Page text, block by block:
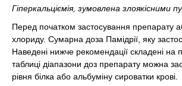
Гіперкальціємія, зумовлена злоякісними
Перед початком застосування препарату
хлориду. Сумарна доза Памідрії, яку
Наведені нижче рекомендації складені на
таблиці діапазони доз препарату можна
рівня білка або альбуміну сироватки крові.